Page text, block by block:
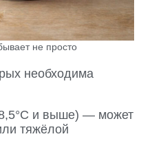
не просто
необходима
и выше) — может
тяжёлой